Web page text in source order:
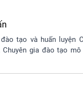
tạo và huấn luyện
Chuyên gia đào tạo